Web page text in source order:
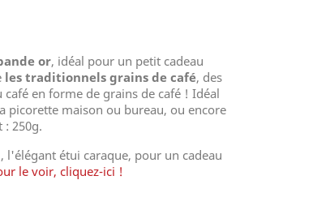
or, idéal pour un petit cadeau
les traditionnels grains de café, des
en forme de grains de café ! Idéal
picorette maison ou bureau, ou encore
: 250g.
l'élégant étui caraque, pour un cadeau
le voir, cliquez-ici !